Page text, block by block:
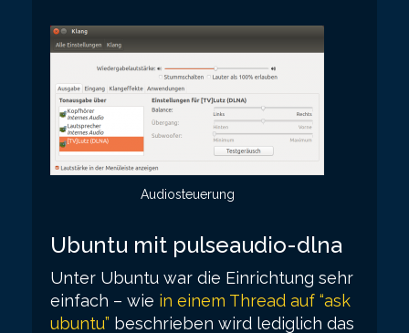
Audiosteuerung
Ubuntu mit pulseaudio-dlna
Unter Ubuntu war die Einrichtung sehr
einfach – wie in einem Thread auf “ask
ubuntu” beschrieben wird lediglich das